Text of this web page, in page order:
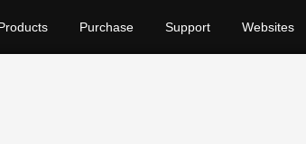
Purchase Support Websites